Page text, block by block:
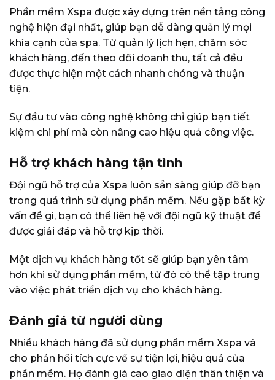
Phần mềm Xspa được xây dựng trên nền tảng công
nghệ hiện đại nhất, giúp bạn dễ dàng quản lý mọi
khía cạnh của spa. Từ quản lý lịch hẹn, chăm sóc
khách hàng, đến theo dõi doanh thu, tất cả đều
được thực hiện một cách nhanh chóng và thuận
tiện.
Sự đầu tư vào công nghệ không chỉ giúp bạn tiết
kiệm chi phí mà còn nâng cao hiệu quả công việc.
Hỗ trợ khách hàng tận tình
Đội ngũ hỗ trợ của Xspa luôn sẵn sàng giúp đỡ bạn
trong quá trình sử dụng phần mềm. Nếu gặp bất kỳ
vấn đề gì, bạn có thể liên hệ với đội ngũ kỹ thuật để
được giải đáp và hỗ trợ kịp thời.
Một dịch vụ khách hàng tốt sẽ giúp bạn yên tâm
hơn khi sử dụng phần mềm, từ đó có thể tập trung
vào việc phát triển dịch vụ cho khách hàng.
Đánh giá từ người dùng
Nhiều khách hàng đã sử dụng phần mềm Xspa và
cho phản hồi tích cực về sự tiện lợi, hiệu quả của
phần mềm. Họ đánh giá cao giao diện thân thiện và